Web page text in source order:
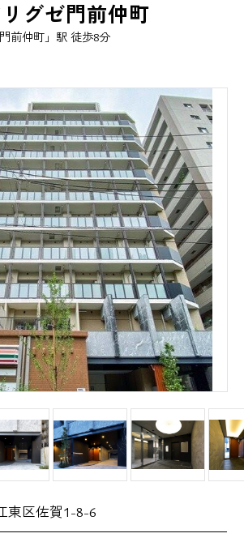
グゼ門前仲町
前仲町」駅 徒歩8分
東区佐賀1-8-6